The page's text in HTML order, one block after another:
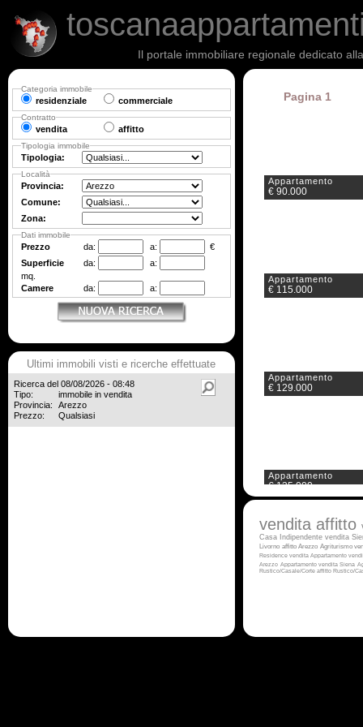
Il portale immobiliare regionale dedicato
Pagina 1
Appartamento
€ 90.000
Appartamento
€ 115.000
Appartamento
€ 129.000
Appartamento
€ 135.000
Appartamento
vendita affitto
Casa Indipendente vendita
Livorno affitto Arezzo Agriturismo
Residence vendita Appartamento
Arezzo Appartamento vendita Siena
Rustico/Casale/Corte affitto Rustico/
Categoria immobile
residenziale commerciale
Contratto
vendita affitto
Tipologia immobile
Tipologia:
Località
Provincia:
Comune:
Zona:
Dati immobile
Prezzo da: a:
€
Superficie
da:
a:
mq.
Camere
da: a:
Ultimi immobili visti e ricerche effettuate
Ricerca del 08/08/2026 - 08:48
Tipo:
immobile in vendita
Provincia:
Arezzo
Prezzo:
Qualsiasi